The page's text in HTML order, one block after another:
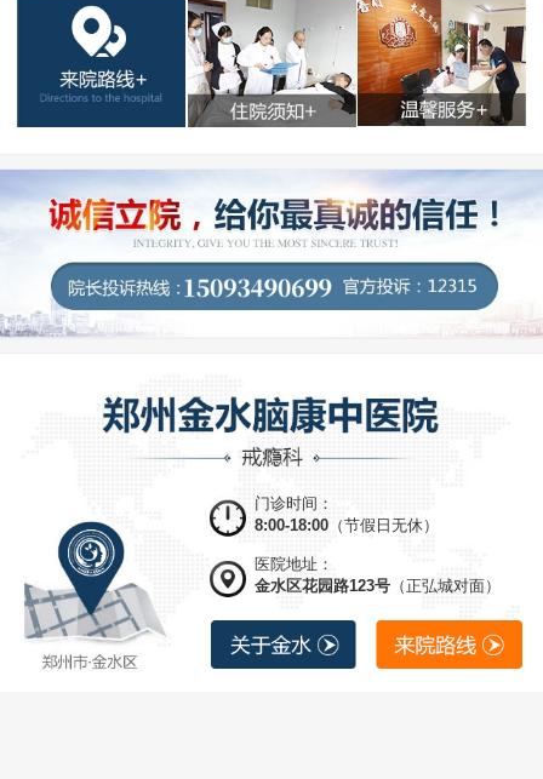
门诊时间：
8:00-18:00 （节假日无休）
医院地址：
金水区花园路123号 （正弘城对面）